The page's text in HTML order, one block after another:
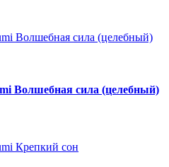
Волшебная сила (целебный)